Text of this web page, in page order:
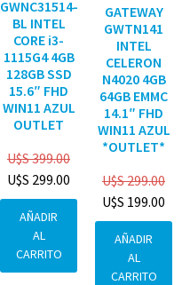
GWNC31514-
BL INTEL
CORE i3-
1115G4 4GB
128GB SSD
15.6″ FHD
WIN11 AZUL
OUTLET
U$S399.00
U$S 299.00
AÑADIR
AL
CARRITO
GATEWAY
GWTN141
INTEL
CELERON
N4020 4GB
64GB EMMC
14.1″ FHD
WIN11 AZUL
*OUTLET*
U$S299.00
U$S 199.00
AÑADIR
AL
CARRITO